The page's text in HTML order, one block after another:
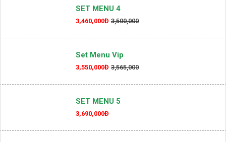
SET MENU 4
3,460,000Đ 3,500,000
Set Menu Vip
3,550,000Đ 3,565,000
SET MENU 5
3,690,000Đ